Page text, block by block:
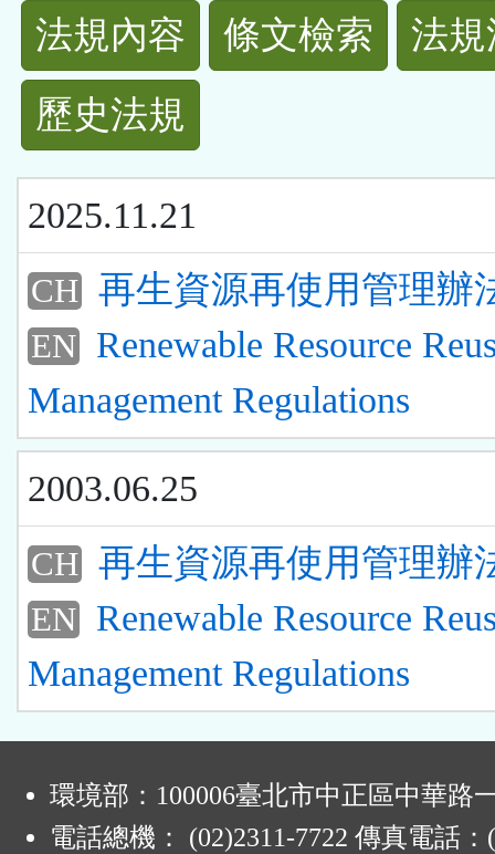
法
規
功
能
按
鈕
區
法規內容 條文檢索
法
歷史法規
2025.11.21
CH 再生資源再使用管理辦
EN Renewable Resource
Management Regulations
2003.06.25
CH 再生資源再使用管理辦
EN Renewable Resource
Management Regulations
環境部：100006臺北市中正區中華路
電話總機： (02)2311-7722 傳真電話：